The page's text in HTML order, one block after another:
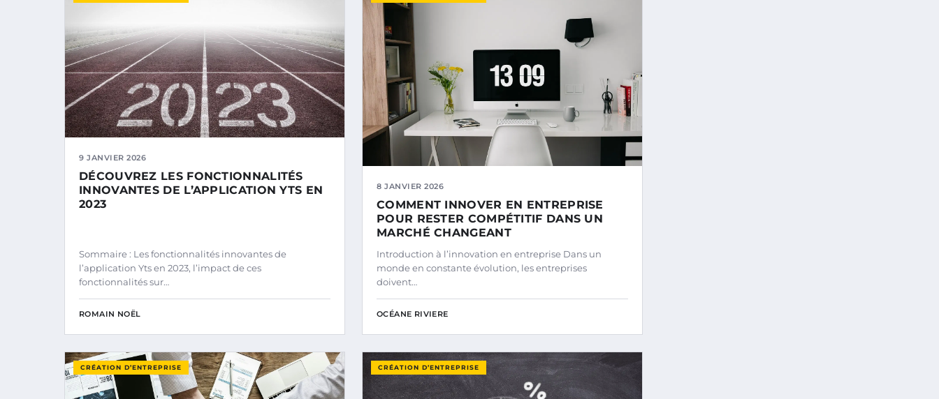
9 JANVIER 2026
DÉCOUVREZ LES FONCTIONNALITÉS
INNOVANTES DE L’APPLICATION YTS EN
2023
Sommaire : Les fonctionnalités innovantes de
l’application Yts en 2023, l’impact de ces
fonctionnalités sur…
ROMAIN NOËL
8 JANVIER 2026
COMMENT INNOVER EN ENTREPRISE
POUR RESTER COMPÉTITIF DANS UN
MARCHÉ CHANGEANT
Introduction à l’innovation en entreprise Dans un
monde en constante évolution, les entreprises
doivent…
OCÉANE RIVIERE
CRÉATION D’ENTREPRISE CRÉATION D’ENTREPRISE